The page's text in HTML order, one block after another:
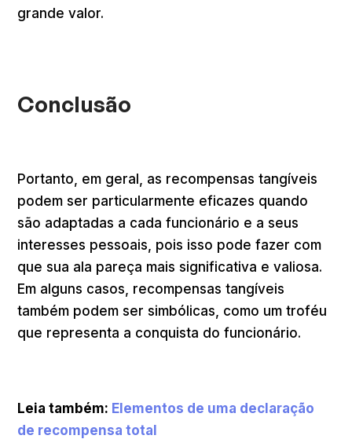
grande valor.
Conclusão
Portanto, em geral, as recompensas tangíveis
podem ser particularmente eficazes quando
são adaptadas a cada funcionário e a seus
interesses pessoais, pois isso pode fazer com
que sua ala pareça mais significativa e valiosa.
Em alguns casos, recompensas tangíveis
também podem ser simbólicas, como um troféu
que representa a conquista do funcionário.
Leia também: Elementos de uma declaração
de recompensa total